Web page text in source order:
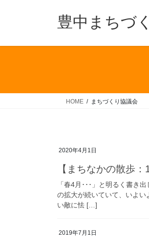
豊中まちづ
HOME まちづくり協議会
2020年4月1日
【まちなかの散歩
「春4月･･･」と明るく書き
の拡大が続いていて、いよ
い敵に怯 […]
2019年7月1日